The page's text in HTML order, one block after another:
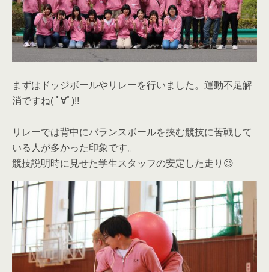
まずはドッジボールやリレーを行いました。運動不足解
消ですね( ﾟ∀ﾟ)!!
リレーでは背中にバランスボールを挟む競技に苦戦して
いる人が多かった印象です。
競技説明時に見せた学生スタッフの安定した走り😉